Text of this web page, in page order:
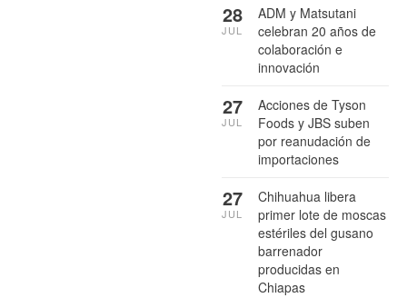
ADM y Matsutani
celebran 20 años de
colaboración e
innovación
28
JUL
Acciones de Tyson
Foods y JBS suben
por reanudación de
importaciones
27
JUL
Chihuahua libera
primer lote de moscas
estériles del gusano
barrenador
producidas en
Chiapas
27
JUL